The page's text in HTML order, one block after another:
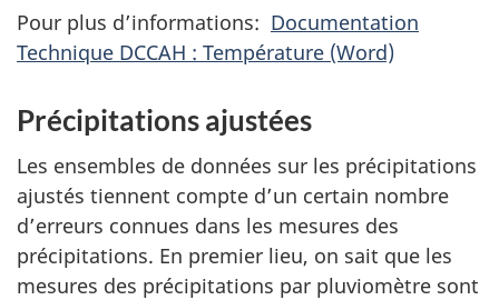
Pour plus d’informations: Documentation
Technique DCCAH : Température (Word)
Précipitations ajustées
Les ensembles de données sur les précipitations
ajustés tiennent compte d’un certain nombre
d’erreurs connues dans les mesures des
précipitations. En premier lieu, on sait que les
mesures des précipitations par pluviomètre sont